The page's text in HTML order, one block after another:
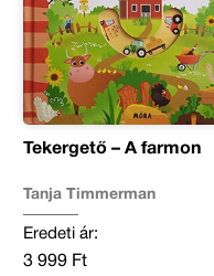
Tekergető – A farmon
Tanja Timmerman
Eredeti ár:
3 999 Ft